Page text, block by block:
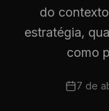
do
estratégia,
como
7 de